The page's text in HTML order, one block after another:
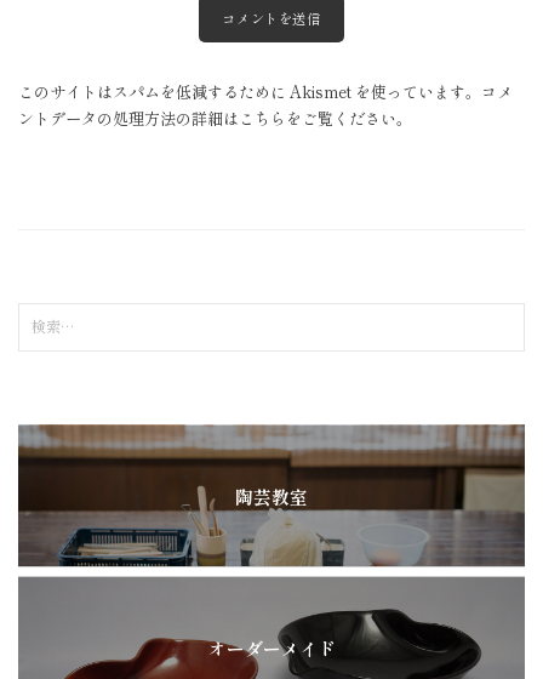
このサイトはスパムを低減するために Akismet を使っています。 コメ
ントデータの処理方法の詳細はこちらをご覧ください。
索
陶芸教室
オーダーメイド